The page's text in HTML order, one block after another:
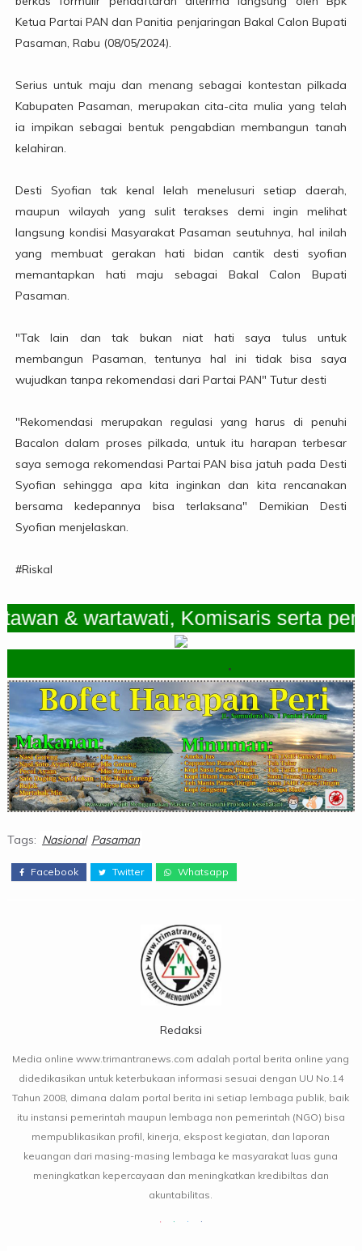
Ketua Partai PAN dan Panitia penjaringan Bakal Calon Bupati
Pasaman, Rabu (08/05/2024).
Serius untuk maju dan menang sebagai kontestan pilkada
Kabupaten Pasaman, merupakan cita-cita mulia yang telah
ia impikan sebagai bentuk pengabdian membangun tanah
kelahiran.
Desti Syofian tak kenal lelah menelusuri setiap daerah,
maupun wilayah yang sulit terakses demi ingin melihat
langsung kondisi Masyarakat Pasaman seutuhnya, hal inilah
yang membuat gerakan hati bidan cantik desti syofian
memantapkan hati maju sebagai Bakal Calon Bupati
Pasaman.
"Tak lain dan tak bukan niat hati saya tulus untuk
membangun Pasaman, tentunya hal ini tidak bisa saya
wujudkan tanpa rekomendasi dari Partai PAN" Tutur desti
"Rekomendasi merupakan regulasi yang harus di penuhi
Bacalon dalam proses pilkada, untuk itu harapan terbesar
saya semoga rekomendasi Partai PAN bisa jatuh pada Desti
Syofian sehingga apa kita inginkan dan kita rencanakan
bersama kedepannya bisa terlaksana" Demikian Desti
Syofian menjelaskan.
#Riskal
& wartawati, Komisaris serta
Tags: Nasional Pasaman
Facebook Twitter Whatsapp
Redaksi
Media online www.trimantranews.com adalah portal berita online yang
didedikasikan untuk keterbukaan informasi sesuai dengan UU No.14
Tahun 2008, dimana dalam portal berita ini setiap lembaga publik, baik
itu instansi pemerintah maupun lembaga non pemerintah (NGO) bisa
mempublikasikan profil, kinerja, ekspost kegiatan, dan laporan
keuangan dari masing-masing lembaga ke masyarakat luas guna
meningkatkan kepercayaan dan meningkatkan kredibiltas dan
akuntabilitas.